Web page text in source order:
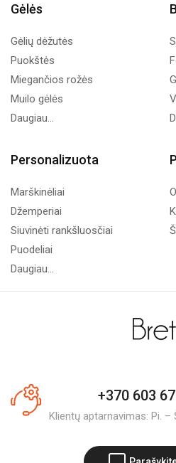
Gėlės
Gėlių dėžutės
Puokštės
Miegančios rožės
Muilo gėlės
Daugiau...
Personalizuota
Marškinėliai
Džemperiai
Siuvinėti rankšluosčiai
Puodeliai
Daugiau...
+370 603
Klientų aptarnavimas: Pi. –